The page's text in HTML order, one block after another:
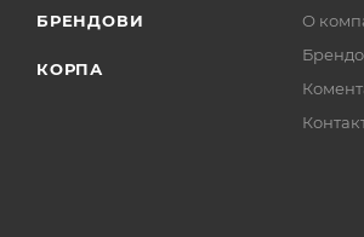
БРЕНДОВИ
КОРПА
О